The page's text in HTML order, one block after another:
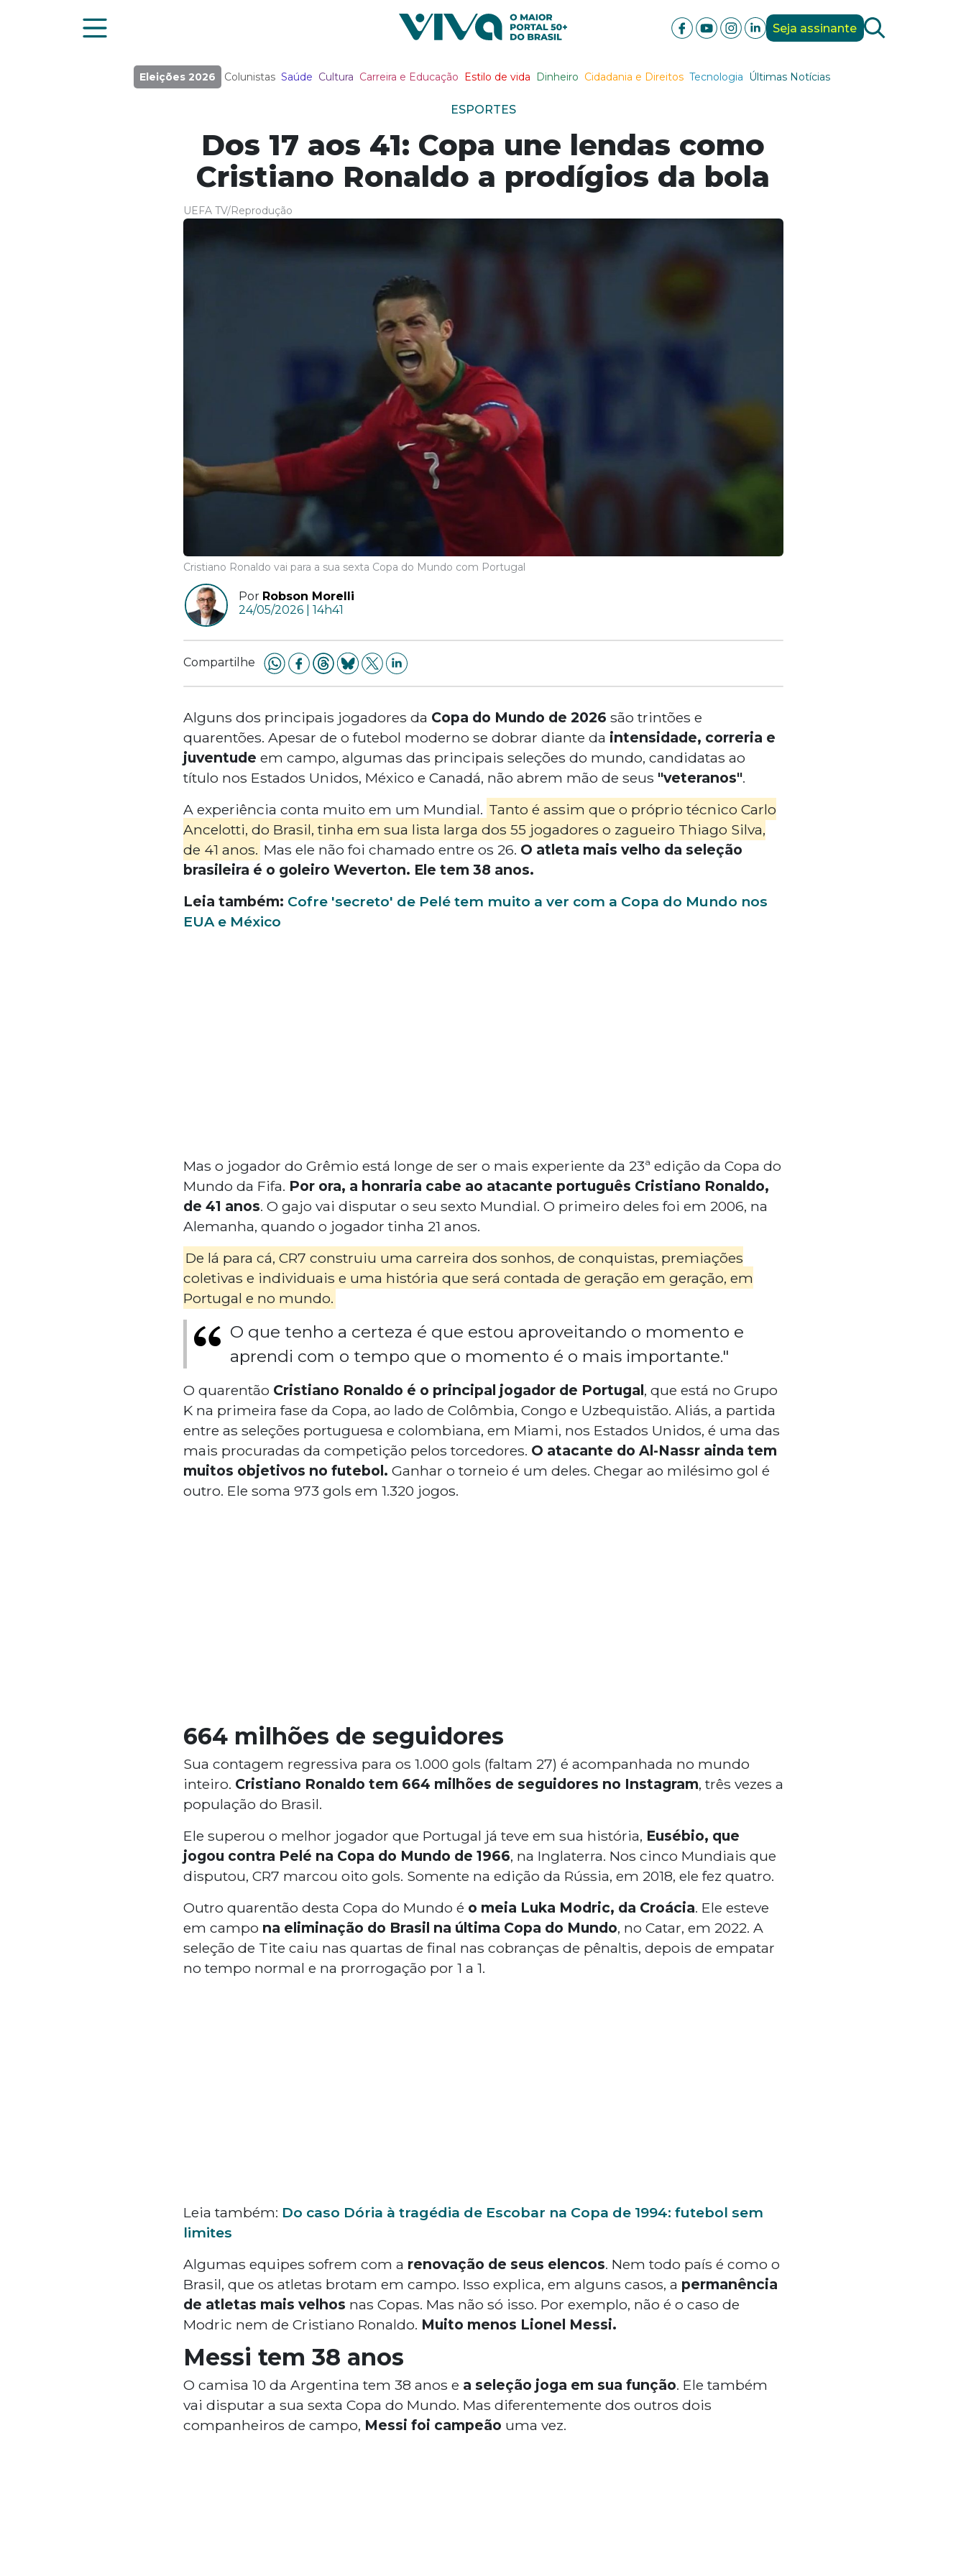
Seja assinante
Eleições 2026 Colunistas Saúde Cultura Carreira e Educação Estilo de vida Dinheiro Cidadania e Direitos Tecnologia Últimas Notícias
ESPORTES
Dos 17 aos 41: Copa une lendas como
Cristiano Ronaldo a prodígios da bola
UEFA TV/Reprodução
Cristiano Ronaldo vai para a sua sexta Copa do Mundo com Portugal
Por Robson Morelli
24/05/2026 | 14h41
Compartilhe
Alguns dos principais jogadores da Copa do Mundo de 2026 são trintões e
quarentões. Apesar de o futebol moderno se dobrar diante da intensidade, correria e
juventude em campo, algumas das principais seleções do mundo, candidatas ao
título nos Estados Unidos, México e Canadá, não abrem mão de seus "veteranos".
A experiência conta muito em um Mundial. Tanto é assim que o próprio técnico Carlo
Ancelotti, do Brasil, tinha em sua lista larga dos 55 jogadores o zagueiro Thiago Silva,
de 41 anos. Mas ele não foi chamado entre os 26. O atleta mais velho da seleção
brasileira é o goleiro Weverton. Ele tem 38 anos.
Leia também: Cofre 'secreto' de Pelé tem muito a ver com a Copa do Mundo nos
EUA e México
Mas o jogador do Grêmio está longe de ser o mais experiente da 23ª edição da Copa do
Mundo da Fifa. Por ora, a honraria cabe ao atacante português Cristiano Ronaldo,
de 41 anos. O gajo vai disputar o seu sexto Mundial. O primeiro deles foi em 2006, na
Alemanha, quando o jogador tinha 21 anos.
De lá para cá, CR7 construiu uma carreira dos sonhos, de conquistas, premiações
coletivas e individuais e uma história que será contada de geração em geração, em
Portugal e no mundo.
O que tenho a certeza é que estou aproveitando o momento e
aprendi com o tempo que o momento é o mais importante."
O quarentão Cristiano Ronaldo é o principal jogador de Portugal, que está no Grupo
K na primeira fase da Copa, ao lado de Colômbia, Congo e Uzbequistão. Aliás, a partida
entre as seleções portuguesa e colombiana, em Miami, nos Estados Unidos, é uma das
mais procuradas da competição pelos torcedores. O atacante do Al-Nassr ainda tem
muitos objetivos no futebol. Ganhar o torneio é um deles. Chegar ao milésimo gol é
outro. Ele soma 973 gols em 1.320 jogos.
664 milhões de seguidores
Sua contagem regressiva para os 1.000 gols (faltam 27) é acompanhada no mundo
inteiro. Cristiano Ronaldo tem 664 milhões de seguidores no Instagram, três vezes a
população do Brasil.
Ele superou o melhor jogador que Portugal já teve em sua história, Eusébio, que
jogou contra Pelé na Copa do Mundo de 1966, na Inglaterra. Nos cinco Mundiais que
disputou, CR7 marcou oito gols. Somente na edição da Rússia, em 2018, ele fez quatro.
Outro quarentão desta Copa do Mundo é o meia Luka Modric, da Croácia. Ele esteve
em campo na eliminação do Brasil na última Copa do Mundo, no Catar, em 2022. A
seleção de Tite caiu nas quartas de final nas cobranças de pênaltis, depois de empatar
no tempo normal e na prorrogação por 1 a 1.
Leia também: Do caso Dória à tragédia de Escobar na Copa de 1994: futebol sem
limites
Algumas equipes sofrem com a renovação de seus elencos. Nem todo país é como o
Brasil, que os atletas brotam em campo. Isso explica, em alguns casos, a permanência
de atletas mais velhos nas Copas. Mas não só isso. Por exemplo, não é o caso de
Modric nem de Cristiano Ronaldo. Muito menos Lionel Messi.
Messi tem 38 anos
O camisa 10 da Argentina tem 38 anos e a seleção joga em sua função. Ele também
vai disputar a sua sexta Copa do Mundo. Mas diferentemente dos outros dois
companheiros de campo, Messi foi campeão uma vez.